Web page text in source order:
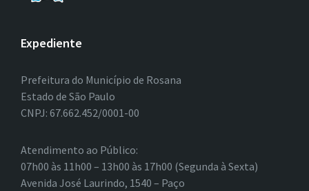
Expediente
Prefeitura do Município de Rosana
Estado de São Paulo
CNPJ: 67.662.452/0001-00
Atendimento ao Público:
07h00 às 11h00 – 13h00 às 17h00 (Segunda à Sexta)
Avenida José Laurindo, 1540 – Paço